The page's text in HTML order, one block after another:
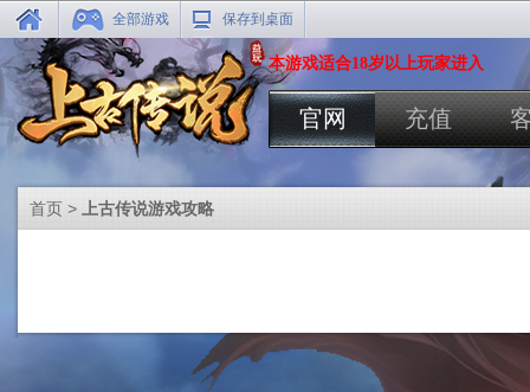
官网 充值
本游戏适合18岁以上玩家进入
首页 > 上古传说游戏攻略
全部游戏 保存到桌面